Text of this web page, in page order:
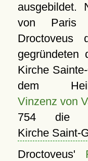
ausgebildet.
von Paris
gegründeten
Kirche
dem
Vinzenz von
754 die
Kirche Saint-
Droctoveus'